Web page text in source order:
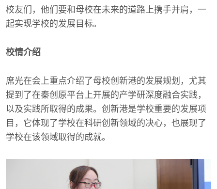
校友们，他们要和母校在未来的道路上携手并肩，一
起实现学校的发展目标。
校情介绍
席光在会上重点介绍了母校创新港的发展规划，尤其
提到了在秦创原平台上开展的产学研深度融合实践，
以及实践所取得的成果。创新港是学校重要的发展项
目，它体现了学校在科研创新领域的决心，也展现了
学校在该领域取得的成就。